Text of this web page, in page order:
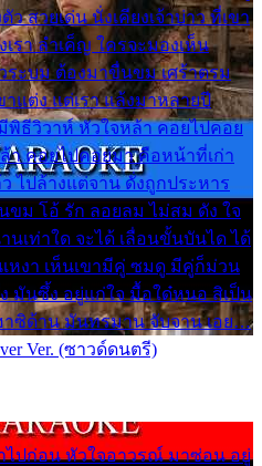
ว สวยเด่น นั่งเคียงเจ้าบ่าว ที่เขา
เรา ลำเค็ญ ใครจะมองเห็น
ระบม ต้องมาขื่นขม เศร้าตรม
แต่ง แต่เรา แล้งมาหลายปี
พิธีวิวาห์ หัวใจหล้า คอยไปคอย
า คอยไปคอยมา คือหน้าที่เก่า
ไปล้างแต่จาน ดั่งถูกประหาร
ขม โอ้ รัก ลอยลม ไม่สม ดัง ใจ
นเท่าใด จะได้ เลื่อนขั้นบันได ได้
หงา เห็นเขามีคู่ ซมดู มีคู่ก็ม่วน
มันซึ้ง อยู่แก่ใจ มื้อใด๋หนอ สิเป็น
าซิด้าน มันทรมาน จับจาน เอย…
Ver. (ซาวด์ดนตรี)
ไปก่อน หัวใจอาวรณ์ มาซ่อน อยู่